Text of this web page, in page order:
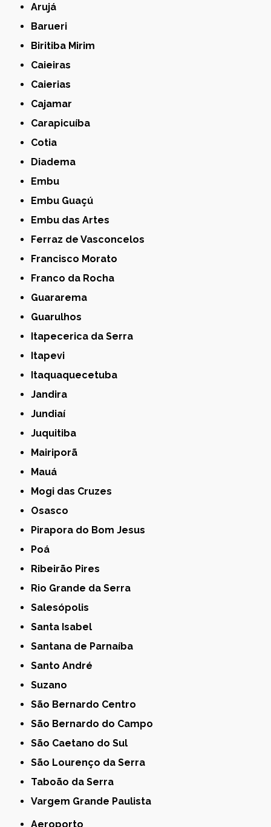
Arujá
Barueri
Biritiba Mirim
Caieiras
Caierias
Cajamar
Carapicuíba
Cotia
Diadema
Embu
Embu Guaçú
Embu das Artes
Ferraz de Vasconcelos
Francisco Morato
Franco da Rocha
Guararema
Guarulhos
Itapecerica da Serra
Itapevi
Itaquaquecetuba
Jandira
Jundiaí
Juquitiba
Mairiporã
Mauá
Mogi das Cruzes
Osasco
Pirapora do Bom Jesus
Poá
Ribeirão Pires
Rio Grande da Serra
Salesópolis
Santa Isabel
Santana de Parnaíba
Santo André
Suzano
São Bernardo Centro
São Bernardo do Campo
São Caetano do Sul
São Lourenço da Serra
Taboão da Serra
Vargem Grande Paulista
Aeroporto